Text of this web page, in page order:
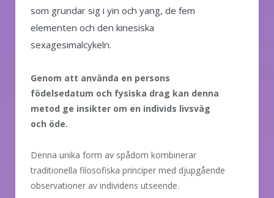
som grundar sig i yin och yang, de fem
elementen och den kinesiska
sexagesimalcykeln.
Genom att använda en persons
födelsedatum och fysiska drag kan denna
metod ge insikter om en individs livsväg
och öde.
Denna unika form av spådom kombinerar
traditionella filosofiska principer med djupgående
observationer av individens utseende.